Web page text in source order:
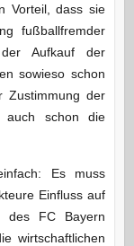
Vorteil, dass sie
fußballfremder
Aufkauf der
sowieso schon
Zustimmung der
auch schon die
Es muss
Einfluss auf
des FC Bayern
wirtschaftlichen